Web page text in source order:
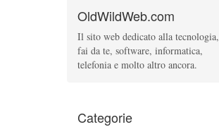
OldWildWeb.com
Il sito web dedicato alla tecnologia,
fai da te, software, informatica,
telefonia e molto altro ancora.
Categorie